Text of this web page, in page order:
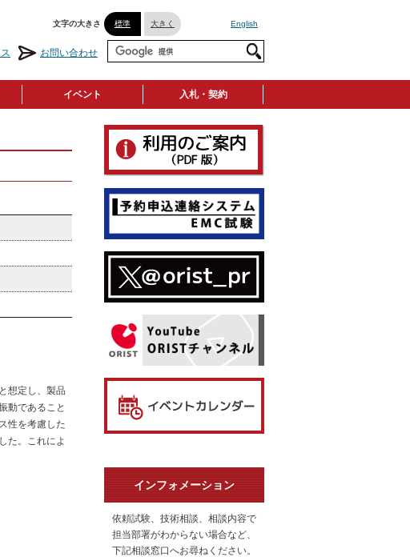
標準 大きく English
文字の大きさ
お問い合わせ
イベント 入札・契約
想定し、製品
動であること
性を考慮した
た。これによ
インフォメーション
依頼試験、技術相談、相談内容で
担当部署がわからない場合など、
下記相談窓口へお尋ねください。